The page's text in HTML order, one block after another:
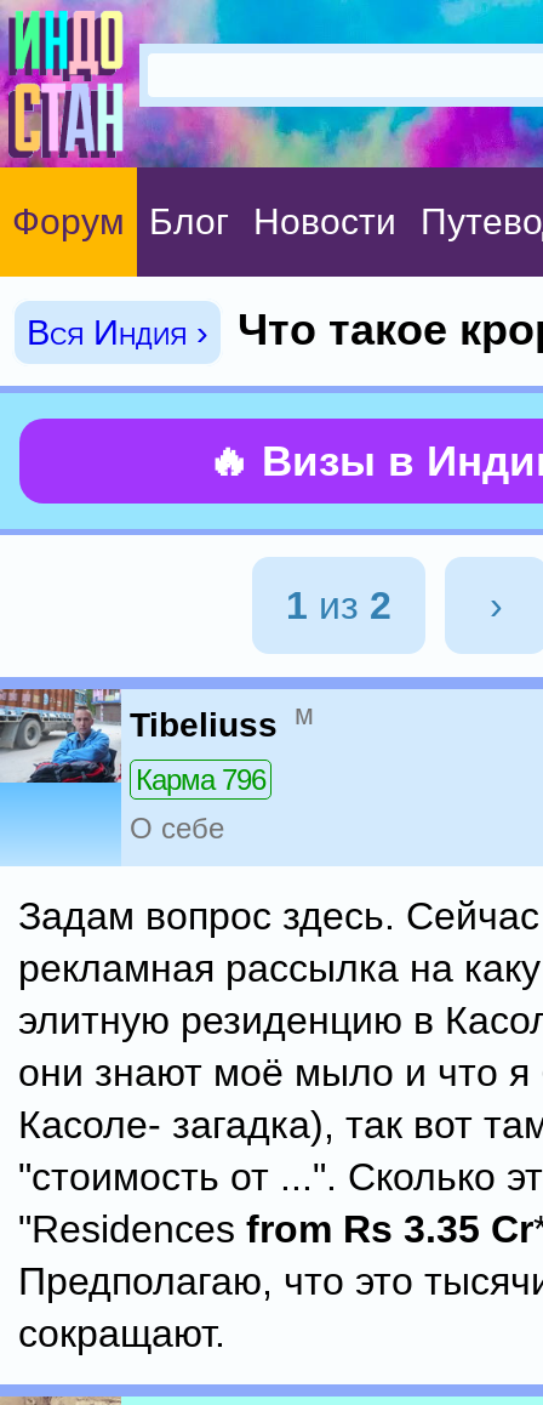
Форум Блог Новости
Вся Индия › Что такое
🔥 Визы в
1 из 2 ›
Tibeliuss м
Карма 796
О себе
Задам вопрос здесь.
рекламная рассылка на
элитную резиденцию в
они знают моё мыло и что
Касоле- загадка), так вот
"стоимость от ...". Сколько
"Residences from Rs 3.35 Cr
Предполагаю, что это
сокращают.